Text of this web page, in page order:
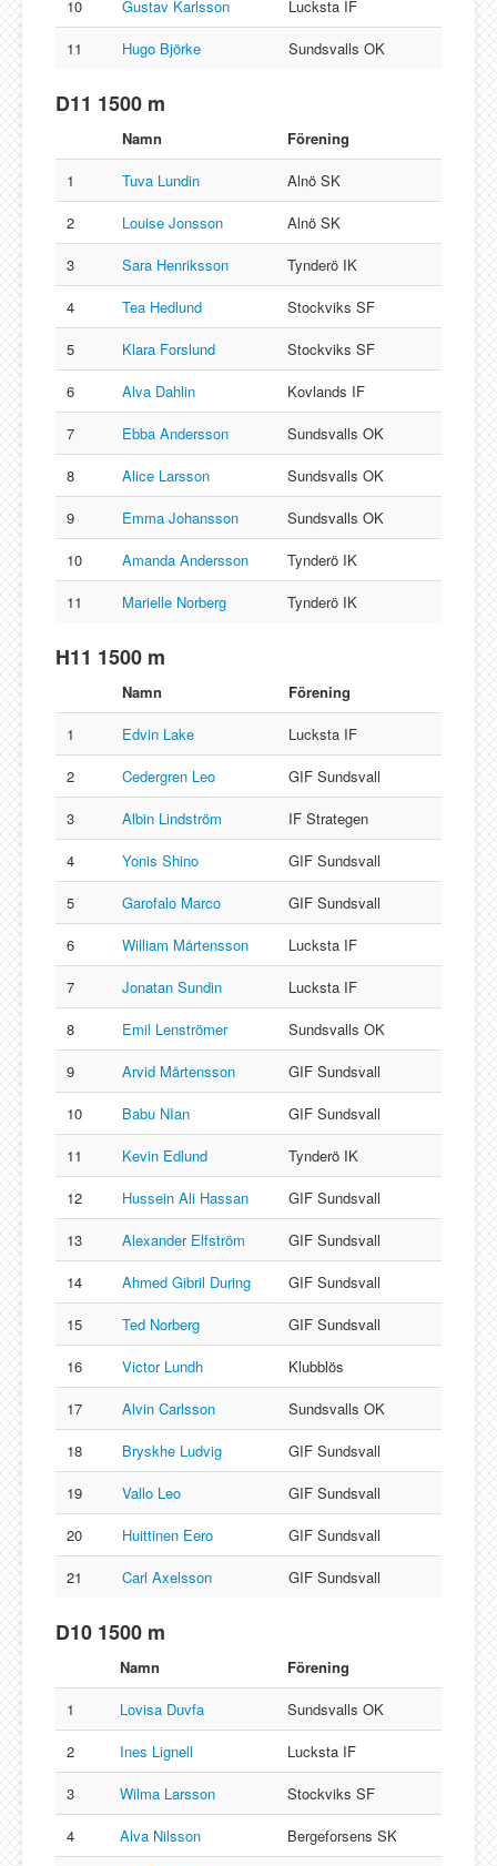
10 Gustav Karlsson
Lucksta IF
11
Hugo Björke Sundsvalls OK
D11 1500 m
Namn
Förening
1
Tuva Lundin
Alnö SK
2
Louise Jonsson
Alnö SK
3
Sara Henriksson
Tynderö IK
4
Tea Hedlund
Stockviks SF
5
Klara Forslund
Stockviks SF
6
Alva Dahlin
Kovlands IF
7
Ebba Andersson
Sundsvalls OK
8
Alice Larsson
Sundsvalls OK
9
Emma Johansson
Sundsvalls OK
10
Amanda Andersson
Tynderö IK
11
Marielle Norberg Tynderö IK
H11 1500 m
Namn
Förening
1
Edvin Lake
Lucksta IF
2
Cedergren Leo
GIF Sundsvall
3
Albin Lindström
IF Strategen
4
Yonis Shino
GIF Sundsvall
5
Garofalo Marco
GIF Sundsvall
6
William Mårtensson
Lucksta IF
7
Jonatan Sundin
Lucksta IF
8
Emil Lenströmer
Sundsvalls OK
9
Arvid Mårtensson
GIF Sundsvall
10
Babu NIan
GIF Sundsvall
11
Kevin Edlund
Tynderö IK
12
Hussein Ali Hassan
GIF Sundsvall
13
Alexander Elfström
GIF Sundsvall
14
Ahmed Gibril During
GIF Sundsvall
15
Ted Norberg
GIF Sundsvall
16
Victor Lundh
Klubblös
17
Alvin Carlsson
Sundsvalls OK
18
Bryskhe Ludvig
GIF Sundsvall
19
Vallo Leo
GIF Sundsvall
20
Huittinen Eero
GIF Sundsvall
21
Carl Axelsson GIF Sundsvall
D10 1500 m
Namn
Förening
1
Lovisa Duvfa
Sundsvalls OK
2
Ines Lignell
Lucksta IF
3
Wilma Larsson
Stockviks SF
4
Alva Nilsson
Bergeforsens SK